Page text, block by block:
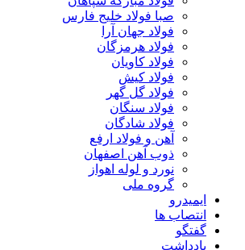
صبا فولاد خلیج فارس
فولاد جهان آرا
فولاد هرمزگان
فولاد کاویان
فولاد کیش
فولاد گل گهر
فولاد سنگان
فولاد شادگان
آهن و فولاد ارفع
ذوب آهن اصفهان
نورد و لوله اهواز
گروه ملی
ایمیدرو
انتصاب ها
گفتگو
یادداشت